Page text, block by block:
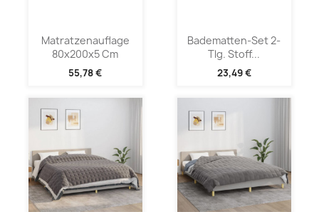
Matratzenauflage
80x200x5 Cm
55,78 €
Badematten-Set 2-
Tlg. Stoff...
23,49 €